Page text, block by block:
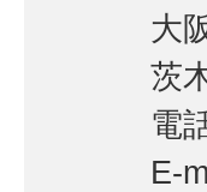
大
茨
電
E-